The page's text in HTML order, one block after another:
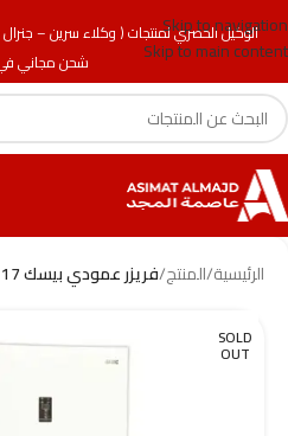
الوكيل الحصري لمنتجات ( وكلاء سرين –
شحن مجاني
Skip to navigation
Skip to main content
الرئيسية/المنتج/فريزر عمودي بيسك 17 قدم – نو فروست – أبيض
SOLD
OUT